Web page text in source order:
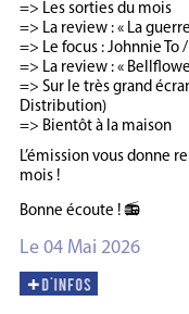
=> Les sorties du mois
=> La review : « La
=> Le focus : Johnnie To
=> La review : «
=> Sur le très grand
Distribution)
=> Bientôt à la maison
L’émission vous donne
mois !
Bonne écoute ! 📻
Le 04 Mai 2026